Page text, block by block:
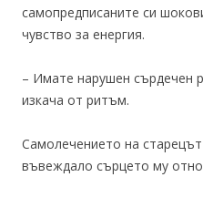
самопредписаните си
чувство за енергия.
– Имате нарушен сърдечен
изкача от ритъм.
Самолечението на
въвеждало сърцето му